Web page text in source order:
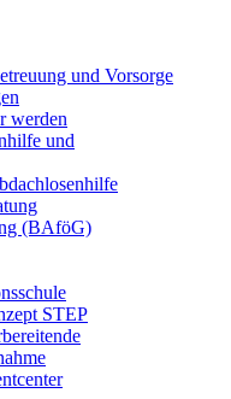
und Vorsorge
werden
und
(BAföG)
STEP